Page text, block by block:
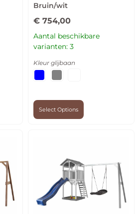
Bruin/wit
€ 754,00
Aantal beschikbare
varianten: 3
Kleur glijbaan
Select Options